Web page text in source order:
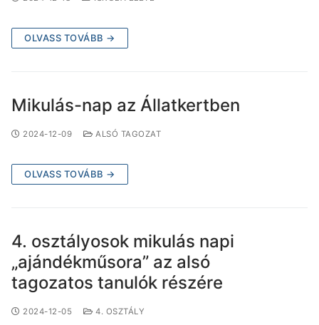
OLVASS TOVÁBB →
Mikulás-nap az Állatkertben
2024-12-09 ALSÓ TAGOZAT
OLVASS TOVÁBB →
4. osztályosok mikulás napi
„ajándékműsora” az alsó
tagozatos tanulók részére
2024-12-05 4. OSZTÁLY